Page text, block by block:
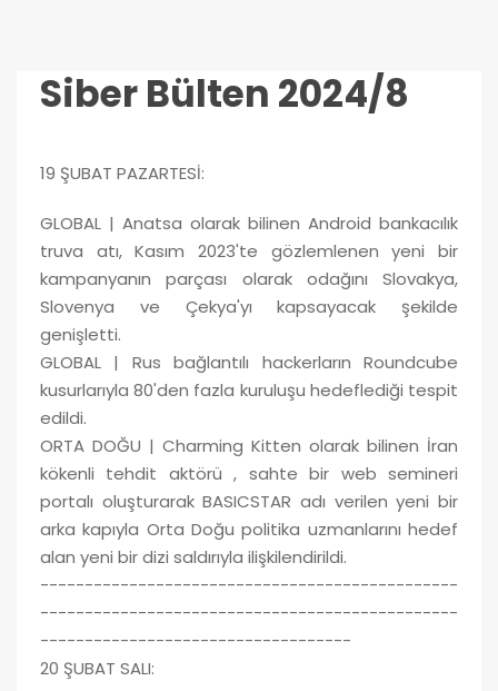
Siber Bülten 2024/8
19 ŞUBAT PAZARTESİ:
GLOBAL | Anatsa olarak bilinen Android bankacılık
truva atı, Kasım 2023'te gözlemlenen yeni bir
kampanyanın parçası olarak odağını Slovakya,
Slovenya ve Çekya'yı kapsayacak şekilde
genişletti.
GLOBAL | Rus bağlantılı hackerların Roundcube
kusurlarıyla 80'den fazla kuruluşu hedeflediği tespit
edildi.
ORTA DOĞU | Charming Kitten olarak bilinen İran
kökenli tehdit aktörü , sahte bir web semineri
portalı oluşturarak BASICSTAR adı verilen yeni bir
arka kapıyla Orta Doğu politika uzmanlarını hedef
alan yeni bir dizi saldırıyla ilişkilendirildi.
-----------------------------------------------
-----------------------------------------------
-----------------------------------
20 ŞUBAT SALI: